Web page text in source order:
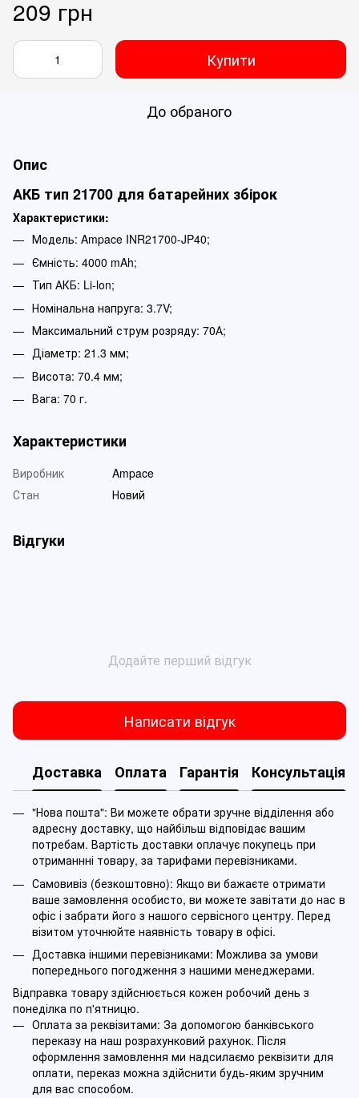
209 грн
Купити
До обраного
Опис
АКБ тип 21700 для батарейних збірок
Характеристики:
Модель: Ampace INR21700-JP40;
Ємність: 4000 mAh;
Тип АКБ: Li-lon;
Номінальна напруга: 3.7V;
Максимальний струм розряду: 70А;
Діаметр: 21.3 мм;
Висота: 70.4 мм;
Вага: 70 г.
Характеристики
Виробник
Ampace
Стан
Новий
Відгуки
Додайте перший відгук
Написати відгук
Доставка Оплата Гарантія Консультація
"Нова пошта": Ви можете обрати зручне відділення або
адресну доставку, що найбільш відповідає вашим
потребам. Вартість доставки оплачує покупець при
отриманнні товару, за тарифами перевізниками.
Самовивіз (безкоштовно): Якщо ви бажаєте отримати
ваше замовлення особисто, ви можете завітати до нас в
офіс і забрати його з нашого сервісного центру. Перед
візитом уточнюйте наявність товару в офісі.
Доставка іншими перевізниками: Можлива за умови
попереднього погодження з нашими менеджерами.
Відправка товару здійснюється кожен робочий день з
понеділка по п'ятницю.
Оплата за реквізитами: За допомогою банківського
переказу на наш розрахунковий рахунок. Після
оформлення замовлення ми надсилаємо реквізити для
оплати, переказ можна здійснити будь-яким зручним
для вас способом.